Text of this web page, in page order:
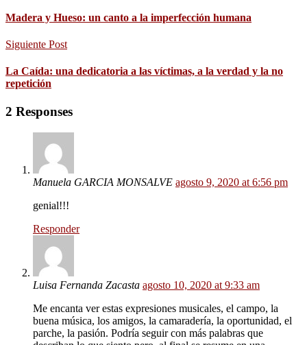
Madera y Hueso: un canto a la imperfección humana
Siguiente Post
La Caída: una dedicatoria a las víctimas, a la verdad y la no
repetición
2 Responses
Manuela GARCIA MONSALVE agosto 9, 2020 at 6:56 pm
genial!!!
Responder
Luisa Fernanda Zacasta agosto 10, 2020 at 9:33 am
Me encanta ver estas expresiones musicales, el campo, la
buena música, los amigos, la camaradería, la oportunidad, el
parche, la pasión. Podría seguir con más palabras que